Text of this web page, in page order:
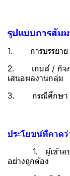
รูปแบบการสัม
1. การบ
2. เกมส์ / กิจกร
เสนอผลงานกลุ่
3. กรณีศึกษา
ประโยชน์ที่คาดว่
1. ผู้เข้าอบรมส
อย่างถูกต้อง